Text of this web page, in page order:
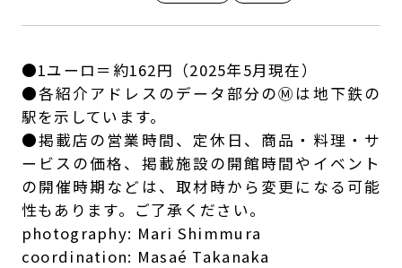
●1ユーロ＝約162円（2025年5月現在）
●各紹介アドレスのデータ部分のⓂは地下鉄の
駅を示しています。
●掲載店の営業時間、定休日、商品・料理・サ
ービスの価格、掲載施設の開館時間やイベント
の開催時期などは、取材時から変更になる可能
性もあります。ご了承ください。
photography: Mari Shimmura
coordination: Masaé Takanaka